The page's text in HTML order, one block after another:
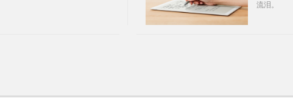
流泪。